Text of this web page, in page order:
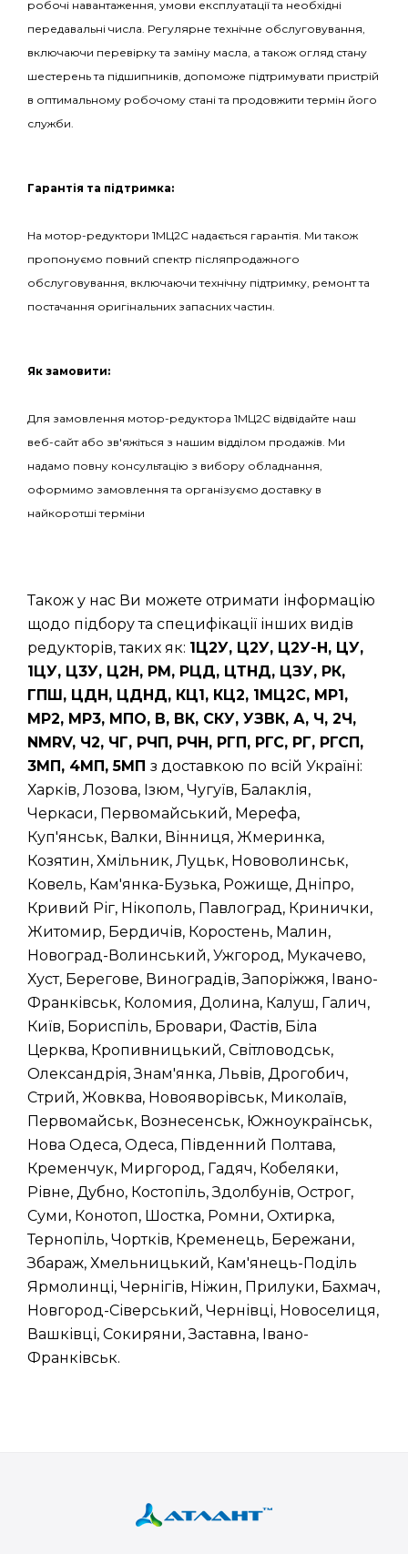
робочі навантаження, умови експлуатації та необхідні
передавальні числа. Регулярне технічне обслуговування,
включаючи перевірку та заміну масла, а також огляд стану
шестерень та підшипників, допоможе підтримувати пристрій
в оптимальному робочому стані та продовжити термін його
служби.
Гарантія та підтримка:
На мотор-редуктори 1МЦ2С надається гарантія. Ми також
пропонуємо повний спектр післяпродажного
обслуговування, включаючи технічну підтримку, ремонт та
постачання оригінальних запасних частин.
Як замовити:
Для замовлення мотор-редуктора 1МЦ2С відвідайте наш
веб-сайт або зв'яжіться з нашим відділом продажів. Ми
надамо повну консультацію з вибору обладнання,
оформимо замовлення та організуємо доставку в
найкоротші терміни
Також у нас Ви можете отримати інформацію
щодо підбору та специфікації інших видів
редукторів, таких як: 1Ц2У, Ц2У, Ц2У-Н, ЦУ,
1ЦУ, Ц3У, Ц2Н, РМ, РЦД, ЦТНД, ЦЗУ, РК,
ГПШ, ЦДН, ЦДНД, КЦ1, КЦ2, 1МЦ2С, МР1,
МР2, МР3, МПО, В, ВК, СКУ, УЗВК, А, Ч, 2Ч,
NMRV, Ч2, ЧГ, РЧП, РЧН, РГП, РГС, РГ, РГСП,
3МП, 4МП, 5МП з доставкою по всій Україні:
Харків, Лозова, Ізюм, Чугуїв, Балаклія,
Черкаси, Первомайський, Мерефа,
Куп'янськ, Валки, Вінниця, Жмеринка,
Козятин, Хмільник, Луцьк, Нововолинськ,
Ковель, Кам'янка-Бузька, Рожище, Дніпро,
Кривий Ріг, Нікополь, Павлоград, Кринички,
Житомир, Бердичів, Коростень, Малин,
Новоград-Волинський, Ужгород, Мукачево,
Хуст, Берегове, Виноградів, Запоріжжя, Івано-
Франківськ, Коломия, Долина, Калуш, Галич,
Київ, Бориспіль, Бровари, Фастів, Біла
Церква, Кропивницький, Світловодськ,
Олександрія, Знам'янка, Львів, Дрогобич,
Стрий, Жовква, Новояворівськ, Миколаїв,
Первомайськ, Вознесенськ, Южноукраїнськ,
Нова Одеса, Одеса, Південний Полтава,
Кременчук, Миргород, Гадяч, Кобеляки,
Рівне, Дубно, Костопіль, Здолбунів, Острог,
Суми, Конотоп, Шостка, Ромни, Охтирка,
Тернопіль, Чортків, Кременець, Бережани,
Збараж, Хмельницький, Кам'янець-Поділь
Ярмолинці, Чернігів, Ніжин, Прилуки, Бахмач,
Новгород-Сіверський, Чернівці, Новоселиця,
Вашківці, Сокиряни, Заставна, Івано-
Франківськ.